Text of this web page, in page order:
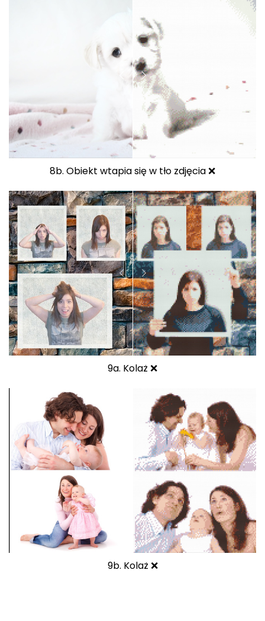
8b. Obiekt wtapia się w tło zdjęcia ❌
9a. Kolaż ❌
9b. Kolaż ❌